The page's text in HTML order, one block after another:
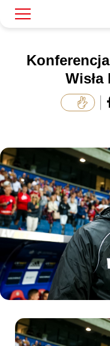
Klub
Akademia
Biznes
Dla mediów
Kibice